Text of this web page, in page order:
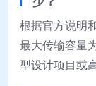
根据官方说明
最大传输容量
型设计项目或